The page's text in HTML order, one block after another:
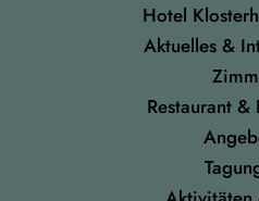
Hotel
Aktuelles &
Restaurant &